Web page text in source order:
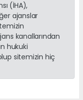
(İHA),
ajanslar
kanallarından
hukuki
sitemizin hiç